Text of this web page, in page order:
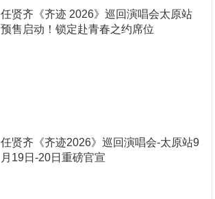
任贤齐《齐迹 2026》巡回演唱会太原站
预售启动！锁定赴青春之约席位
任贤齐《齐迹2026》巡回演唱会-太原站9
月19日-20日重磅官宣